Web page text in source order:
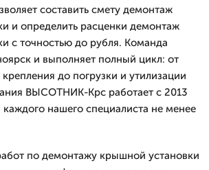
составить смету демонтаж
и определить расценки демонтаж
с точностью до рубля. Команда
и выполняет полный цикл: от
до погрузки и утилизации
ВЫСОТНИК-Крс работает с 2013
нашего специалиста не менее
по демонтажу крышной установки